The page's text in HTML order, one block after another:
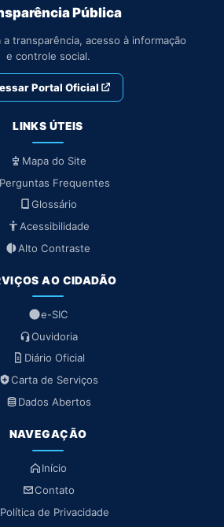
Pública
transparência, acesso à informação
e controle social.
Portal Oficial
LINKS ÚTEIS
Mapa do Site
Perguntas Frequentes
Glossário
Acessibilidade
Alto Contraste
AO CIDADÃO
e-SIC
Ouvidoria
Diário Oficial
Carta de Serviços
Dados Abertos
NAVEGAÇÃO
Início
Contato
Política de Privacidade